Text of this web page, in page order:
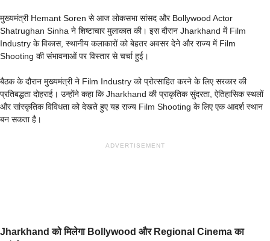
मुख्यमंत्री Hemant Soren से आज लोकसभा सांसद और Bollywood Actor
Shatrughan Sinha ने शिष्टाचार मुलाकात की। इस दौरान Jharkhand में Film
Industry के विकास, स्थानीय कलाकारों को बेहतर अवसर देने और राज्य में Film
Shooting की संभावनाओं पर विस्तार से चर्चा हुई।
बैठक के दौरान मुख्यमंत्री ने Film Industry को प्रोत्साहित करने के लिए सरकार की
प्रतिबद्धता दोहराई। उन्होंने कहा कि Jharkhand की प्राकृतिक सुंदरता, ऐतिहासिक स्थलों
और सांस्कृतिक विविधता को देखते हुए यह राज्य Film Shooting के लिए एक आदर्श स्थान
बन सकता है।
ADVERTISEMENT
Jharkhand को मिलेगा Bollywood और Regional Cinema का